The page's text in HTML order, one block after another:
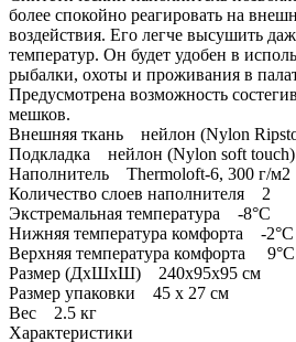
более спокойно реагировать на
воздействия. Его легче высушить
температур. Он будет удобен в
рыбалки, охоты и проживания в
Предусмотрена возможность
мешков.
Внешняя ткань нейлон (Nylon
Подкладка нейлон (Nylon soft touch)
Наполнитель Thermoloft-6, 300 г/м2
Количество слоев наполнителя 2
Экстремальная температура -8°С
Нижняя температура комфорта -2°С
Верхняя температура комфорта 9°С
Размер (ДxШxШ) 240x95x95 см
Размер упаковки 45 х 27 см
Вес 2.5 кг
Характеристики